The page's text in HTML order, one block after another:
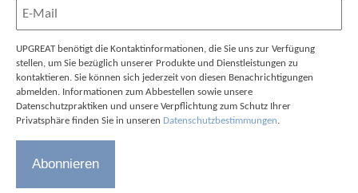
UPGREAT benötigt die Kontaktinformationen, die Sie uns zur Verfügung
stellen, um Sie bezüglich unserer Produkte und Dienstleistungen zu
kontaktieren. Sie können sich jederzeit von diesen Benachrichtigungen
abmelden. Informationen zum Abbestellen sowie unsere
Datenschutzpraktiken und unsere Verpflichtung zum Schutz Ihrer
Privatsphäre finden Sie in unseren Datenschutzbestimmungen.